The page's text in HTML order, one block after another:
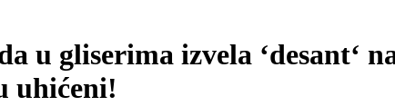
u gliserima izvela ‘desant‘
uhićeni!